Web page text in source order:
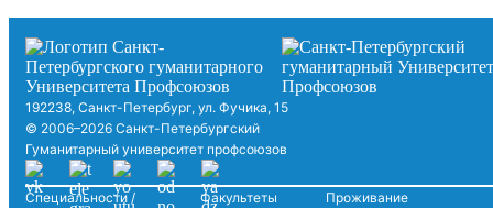
192238, Санкт-Петербург, ул. Фучика, 15
© 2006–2026 Санкт-Петербургский
Гуманитарный университет профсоюзов
Специальности /
Факультеты
Проживание